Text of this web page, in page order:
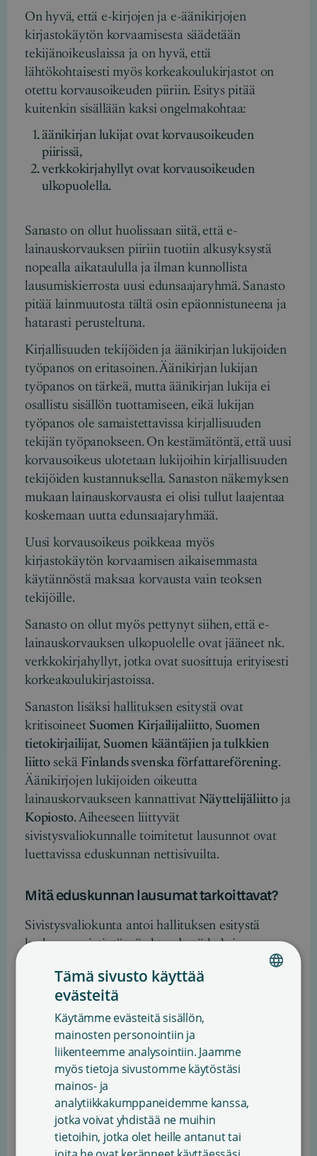
On hyvä, että e-kirjojen ja e-äänikirjojen
kirjastokäytön korvaamisesta säädetään
tekijänoikeuslaissa ja on hyvä, että
lähtökohtaisesti myös korkeakoulukirjastot on
otettu korvausoikeuden piiriin. Esitys pitää
kuitenkin sisällään kaksi ongelmakohtaa:
äänikirjan lukijat ovat korvausoikeuden
piirissä,
verkkokirjahyllyt ovat korvausoikeuden
ulkopuolella.
Sanasto on ollut huolissaan siitä, että e-
lainauskorvauksen piiriin tuotiin alkusyksystä
nopealla aikataululla ja ilman kunnollista
lausumiskierrosta uusi edunsaajaryhmä. Sanasto
pitää lainmuutosta tältä osin epäonnistuneena ja
hatarasti perusteltuna.
Kirjallisuuden tekijöiden ja äänikirjan lukijoiden
työpanos on eritasoinen. Äänikirjan lukijan
työpanos on tärkeä, mutta äänikirjan lukija ei
osallistu sisällön tuottamiseen, eikä lukijan
työpanos ole samaistettavissa kirjallisuuden
tekijän työpanokseen. On kestämätöntä, että uusi
korvausoikeus ulotetaan lukijoihin kirjallisuuden
tekijöiden kustannuksella. Sanaston näkemyksen
mukaan lainauskorvausta ei olisi tullut laajentaa
koskemaan uutta edunsaajaryhmää.
Uusi korvausoikeus poikkeaa myös
kirjastokäytön korvaamisen aikaisemmasta
käytännöstä maksaa korvausta vain teoksen
tekijöille.
Sanasto on ollut myös pettynyt siihen, että e-
lainauskorvauksen ulkopuolelle ovat jääneet nk.
verkkokirjahyllyt, jotka ovat suosittuja erityisesti
korkeakoulukirjastoissa.
Sanaston lisäksihallituksen esitystäovat
kritisoineet Suomen Kirjailijaliitto, Suomen
tietokirjailijat, Suomen kääntäjien ja tulkkien
liittosekä Finlands svenska författareförening.
Äänikirjojen lukijoiden oikeutta
lainauskorvaukseen kannattivatNäyttelijäliittoja
Kopiosto. Aiheeseen liittyvät
sivistysvaliokunnalle toimitetut lausunnot ovat
luettavissa eduskunnan nettisivuilta.
Mitä eduskunnan lausumat tarkoittavat?
Sivistysvaliokunta antoi hallituksen esitystä
koskevan mietintönsä yhteydessä kaksi
Eduskunta edellyttää, että 1) hallitus seuraa e-
korvausta koskevien säännösten toimivuutta
korvausoikeuden piirissä olevien eri
oikeudenhaltijoiden kannalta ja ryhtyy
tarvittaessa toimenpiteisiin korvausoikeuden
jatkokehittämiseksi 2) hallitus selvittää
mahdollisuuden sisällyttää verkkokirjahyllyjen
käyttäminen e-kirjojen ja e-äänikirjojen
SWEDISH
Tämä sivusto käyttää
evästeitä
Käytämme evästeitä sisällön,
mainosten personointiin ja
liikenteemme analysointiin. Jaamme
myös tietoja sivustomme käytöstäsi
mainos- ja
analytiikkakumppaneidemme kanssa,
jotka voivat yhdistää ne muihin
tietoihin, jotka olet heille antanut tai